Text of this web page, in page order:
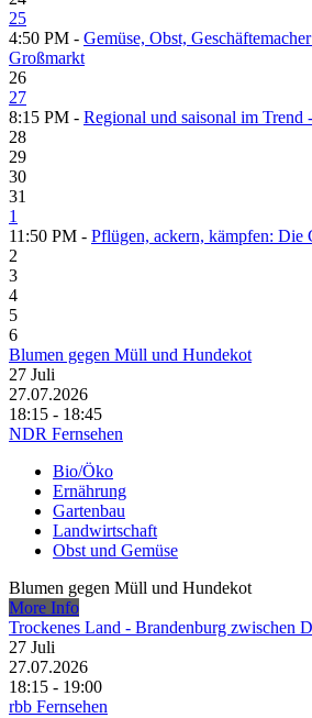
25
4:50 PM - Gemüse, Obst,
Großmarkt
26
27
8:15 PM - Regional und saisonal im Trend
28
29
30
31
1
11:50 PM - Pflügen, ackern, kämpfen: Die
2
3
4
5
6
Blumen gegen Müll und Hundekot
27 Juli
27.07.2026
18:15 - 18:45
NDR Fernsehen
Bio/Öko
Ernährung
Gartenbau
Landwirtschaft
Obst und Gemüse
Blumen gegen Müll und Hundekot
More Info
Trockenes Land - Brandenburg zwischen
27 Juli
27.07.2026
18:15 - 19:00
rbb Fernsehen